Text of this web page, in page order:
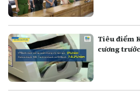
Tiêu điểm
cương